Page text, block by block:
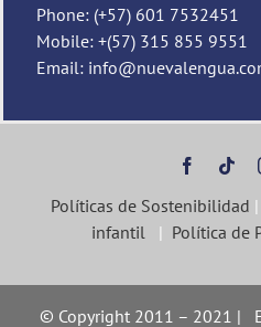
Phone: (+57) 601 7532451
Mobile: +(57) 315 855 9551
Email:
Políticas de Sostenibilidad |
infantil | Política de
© Copyright 2011 – 2021 |